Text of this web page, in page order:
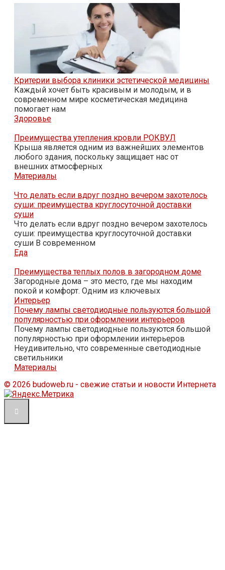
Критерии выбора клиники эстетической медицины
Каждый хочет быть красивым и молодым, и в
современном мире косметическая медицина
помогает нам
Здоровье
Преимущества утепления кровли РОКВУЛ
Крыша является одним из важнейших элементов
любого здания, поскольку защищает нас от
внешних атмосферных
Материалы
Что делать если вдруг поздно вечером захотелось
суши: преимущества круглосуточной доставки
суши
Что делать если вдруг поздно вечером захотелось
суши: преимущества круглосуточной доставки
суши В современном
Еда
Преимущества теплых полов в загородном доме
Загородные дома – это место, где мы находим
покой и комфорт. Одним из ключевых
Интерьер
Почему лампы светодиодные пользуются большой
популярностью при оформлении интерьеров
Почему лампы светодиодные пользуются большой
популярностью при оформлении интерьеров
Неудивительно, что современные светодиодные
светильники
Материалы
© 2026 budoweb.ru - свежие статьи и новости Интернета